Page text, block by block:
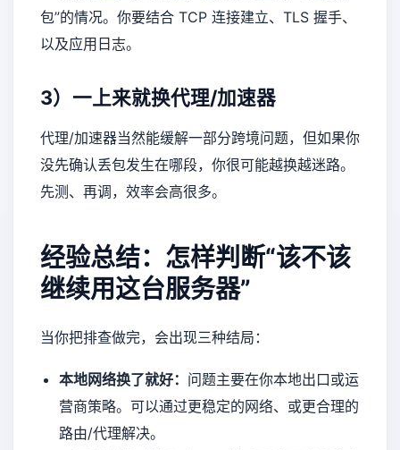
包”的情况。你要结合 TCP 连接建立、TLS 握手、
以及应用日志。
3）一上来就换代理/加速器
代理/加速器当然能缓解一部分跨境问题，但如果你
没先确认丢包发生在哪段，你很可能越换越迷路。
先测、再调，效率会高很多。
经验总结：怎样判断“该不该
继续用这台服务器”
当你把排查做完，会出现三种结局：
本地网络换了就好： 问题主要在你本地出口或运
营商策略。可以通过更稳定的网络、或更合理的
路由/代理解决。